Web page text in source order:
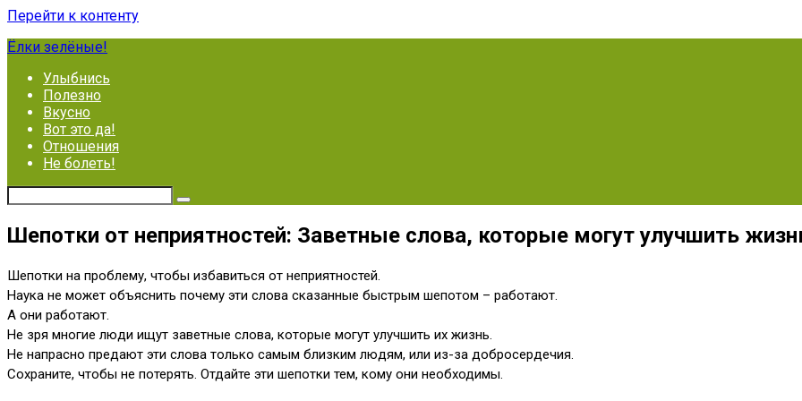
Перейти к контенту
Ёлки зелёные!
Улыбнись
Полезно
Вкусно
Вот это да!
Отношения
Не болеть!
Шепотки от неприятностей: Заветные слова, которые могут улучшить
Шепотки на проблему, чтобы избавиться от неприятностей.
Наука не может объяснить почему эти слова сказанные быстрым шепотом – работают.
А они работают.
Не зря многие люди ищут заветные слова, которые могут улучшить их жизнь.
Не напрасно предают эти слова только самым близким людям, или из-за добросердечия.
Сохраните, чтобы не потерять. Отдайте эти шепотки тем, кому они необходимы.